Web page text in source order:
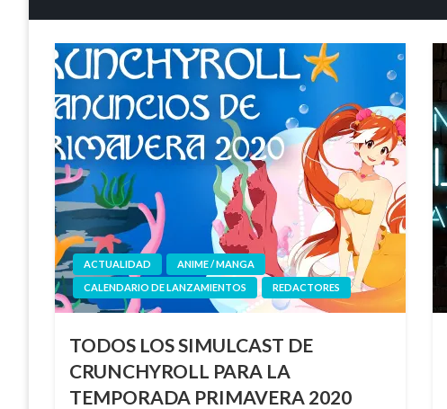
ACTUALIDAD
ANIME / MANGA
CALENDARIO DE LANZAMIENTOS
REDACTORES
TODOS LOS SIMULCAST DE
CRUNCHYROLL PARA LA
TEMPORADA PRIMAVERA 2020